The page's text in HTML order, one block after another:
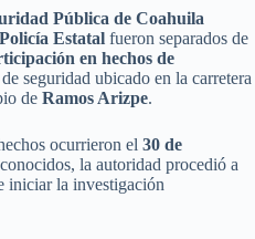
Pública de Coahuila
Estatal fueron separados de
en hechos de
seguridad ubicado en la carretera
de Ramos Arizpe.
ocurrieron el 30 de
la autoridad procedió a
iniciar la investigación